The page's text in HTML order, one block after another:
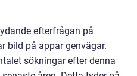
efterfrågan på
bild på appar genvägar.
sökningar efter denna